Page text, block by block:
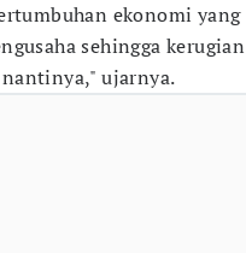
ekonomi yang
sehingga kerugian
ujarnya.